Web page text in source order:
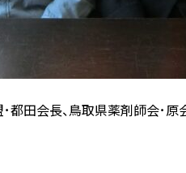
都田会長、鳥取県薬剤師会･原